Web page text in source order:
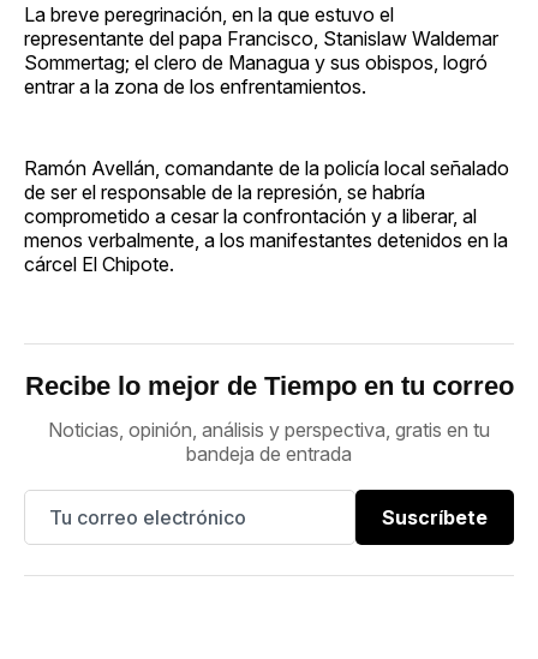
La breve peregrinación, en la que estuvo el
representante del papa Francisco, Stanislaw Waldemar
Sommertag; el clero de Managua y sus obispos, logró
entrar a la zona de los enfrentamientos.
Ramón Avellán, comandante de la policía local señalado
de ser el responsable de la represión, se habría
comprometido a cesar la confrontación y a liberar, al
menos verbalmente, a los manifestantes detenidos en la
cárcel El Chipote.
Recibe lo mejor de Tiempo en tu correo
Noticias, opinión, análisis y perspectiva, gratis en tu
bandeja de entrada
Suscríbete